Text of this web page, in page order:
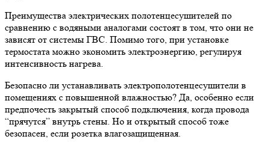
Преимущества электрических полотенцесушителей по
сравнению с водяными аналогами состоят в том, что они не
зависят от системы ГВС. Помимо того, при установке
термостата можно экономить электроэнергию, регулируя
интенсивность нагрева.
Безопасно ли устанавливать электрополотенцесушители в
помещениях с повышенной влажностью? Да, особенно если
предпочесть закрытый способ подключения, когда провода
“прячутся” внутрь стены. Но и открытый способ тоже
безопасен, если розетка влагозащищенная.